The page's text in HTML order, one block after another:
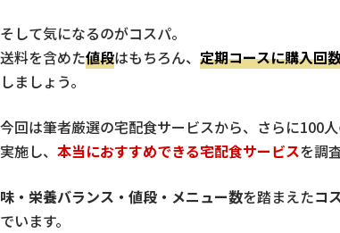
そして気になるのがコスパ。
送料を含めた値段はもちろん、 定期コースに購入回
しましょう。
今回は筆者厳選の宅配食サービスから、さらに100
実施し、 本当におすすめできる宅配食サービスを調
味・栄養バランス・値段・メニュー数を踏まえたコ
でいます。